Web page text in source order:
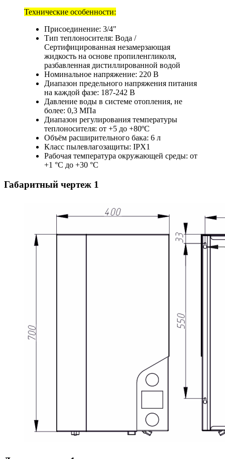
Технические особенности:
Присоединение: 3/4"
Тип теплоносителя: Вода /
Сертифицированная незамерзающая
жидкость на основе пропиленгликоля,
разбавленная дистиллированной водой
Номинальное напряжение: 220 В
Диапазон предельного напряжения питания
на каждой фазе: 187-242 В
Давление воды в системе отопления, не
более: 0,3 МПа
Диапазон регулирования температуры
теплоносителя: от +5 до +80ºC
Объём расширительного бака: 6 л
Класс пылевлагозащиты: IPX1
Рабочая температура окружающей среды: от
+1 °C до +30 °C
Габаритный чертеж 1